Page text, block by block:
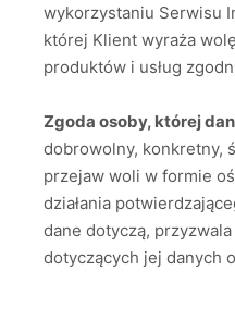
wykorzystaniu Serwisu
której Klient wyraża
produktów i usług
Zgoda osoby, której
dobrowolny, konkretny,
przejaw woli w formie
działania
dane dotyczą,
dotyczących jej danych